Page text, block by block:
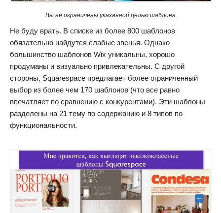
Вы не ограничены указанной целью шаблона
Не буду врать. В списке из более 800 шаблонов
обязательно найдутся слабые звенья. Однако
большинство шаблонов Wix уникальны, хорошо
продуманы и визуально привлекательны. С другой
стороны, Squarespace предлагает более ограниченный
выбор из более чем 170 шаблонов (что все равно
впечатляет по сравнению с конкурентами). Эти шаблоны
разделены на 21 тему по содержанию и 8 типов по
функциональности.